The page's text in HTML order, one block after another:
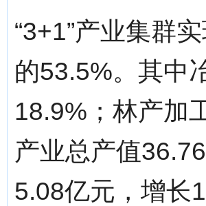
“3+1”产业集群
的53.5%。其中
18.9%；林产加
产业总产值
5.08亿元，增长